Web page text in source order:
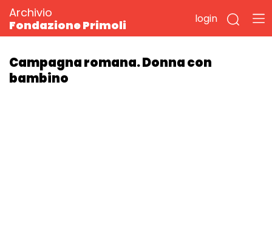
Archivio
Fondazione Primoli
login
Campagna romana. Donna con
bambino